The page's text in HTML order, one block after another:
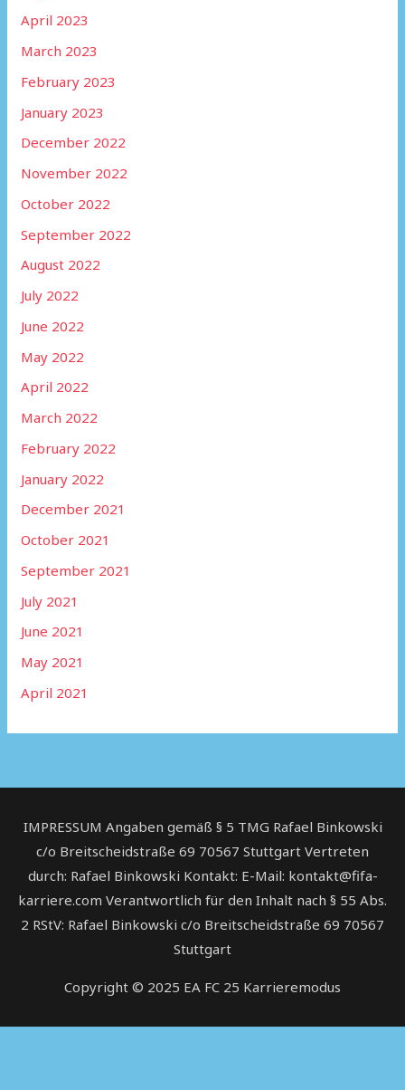
April 2023
March 2023
February 2023
January 2023
December 2022
November 2022
October 2022
September 2022
August 2022
July 2022
June 2022
May 2022
April 2022
March 2022
February 2022
January 2022
December 2021
October 2021
September 2021
July 2021
June 2021
May 2021
April 2021
IMPRESSUM Angaben gemäß § 5 TMG Rafael Binkowski
c/o Breitscheidstraße 69 70567 Stuttgart Vertreten
durch: Rafael Binkowski Kontakt: E-Mail: kontakt@fifa-
karriere.com Verantwortlich für den Inhalt nach § 55 Abs.
2 RStV: Rafael Binkowski c/o Breitscheidstraße 69 70567
Stuttgart
Copyright © 2025 EA FC 25 Karrieremodus